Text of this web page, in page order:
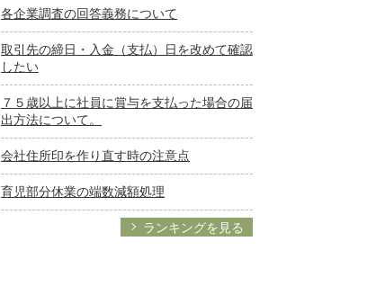
各企業調査の回答義務について
取引先の締日・入金（支払）日を改めて確認
したい
７５歳以上に社員に賞与を支払った場合の届
出方法について。
会社住所印を作り直す時の注意点
育児部分休業の端数減額処理
ランキングを見る